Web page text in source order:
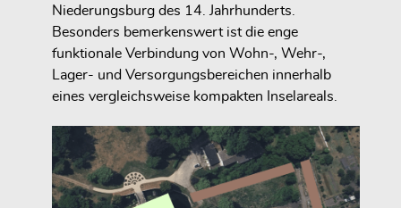
Niederungsburg des 14. Jahrhunderts.
Besonders bemerkenswert ist die enge
funktionale Verbindung von Wohn-, Wehr-,
Lager- und Versorgungsbereichen innerhalb
eines vergleichsweise kompakten Inselareals.